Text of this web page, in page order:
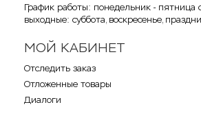
График работы: понедельник -
выходные: суббота, воскресенье,
МОЙ КАБИНЕТ
Отследить заказ
Отложенные товары
Диалоги